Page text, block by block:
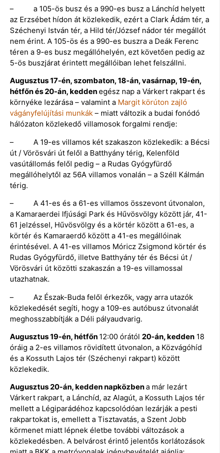
– a 105-ös busz és a 990-es busz a Lánchíd helyett
az Erzsébet hídon át közlekedik, ezért a Clark Ádám tér, a
Széchenyi István tér, a Hild tér/József nádor tér megállót
nem érint. A 105-ös és a 990-es buszra a Deák Ferenc
téren a 9-es busz megállóhelyén, ezt követően pedig az
5-ös buszjárat érintett megállóiban lehet felszállni.
Augusztus 17-én, szombaton, 18-án, vasárnap, 19-én,
hétfőn és 20-án, keddenegész nap a Várkert rakpart és
környéke lezárása – valamint a Margit körúton zajló
vágányfelújítási munkák – miatt változik a budai fonódó
hálózaton közlekedő villamosok forgalmi rendje:
– A 19-es villamos két szakaszon közlekedik: a Bécsi
út / Vörösvári út felől a Batthyány térig, Kelenföld
vasútállomás felől pedig – a Rudas Gyógyfürdő
megállóhelytől az 56A villamos vonalán – a Széll Kálmán
térig.
– A 41-es és a 61-es villamos összevont útvonalon,
a Kamaraerdei Ifjúsági Park és Hűvösvölgy között jár, 41-
61 jelzéssel, Hűvösvölgy és a körtér között a 61-es, a
körtér és Kamaraerdő között a 41-es megállóinak
érintésével. A 41-es villamos Móricz Zsigmond körtér és
Rudas Gyógyfürdő, illetve Batthyány tér és Bécsi út /
Vörösvári út közötti szakaszán a 19-es villamossal
utazhatnak.
– Az Észak-Buda felől érkezők, vagy arra utazók
közlekedését segíti, hogy a 109-es autóbusz útvonalát
meghosszabbítják a Déli pályaudvarig.
Augusztus 19-én, hétfőn 12:00 órától 20-án, kedden 18
óráig a 2-es villamos rövidített útvonalon, a Közvágóhíd
és a Kossuth Lajos tér (Széchenyi rakpart) között
közlekedik.
Augusztus 20-án, kedden napközbena már lezárt
Várkert rakpart, a Lánchíd, az Alagút, a Kossuth Lajos tér
mellett a Légiparádéhoz kapcsolódóan lezárják a pesti
rakpartokat is, emellett a Tisztavatás, a Szent Jobb
körmenet miatt lépnek életbe további változások a
közlekedésben. A belvárost érintő jelentős korlátozások